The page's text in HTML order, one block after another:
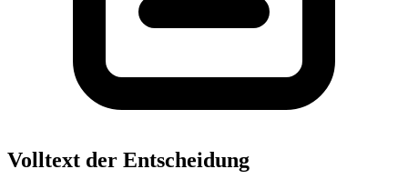
Volltext der Entscheidung